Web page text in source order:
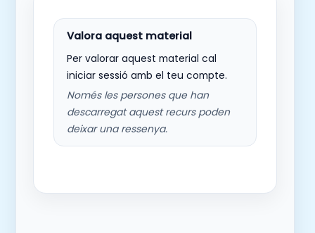
Per valorar aquest material cal
iniciar sessió amb el teu compte.
Només les persones que han
descarregat aquest recurs poden
deixar una ressenya.